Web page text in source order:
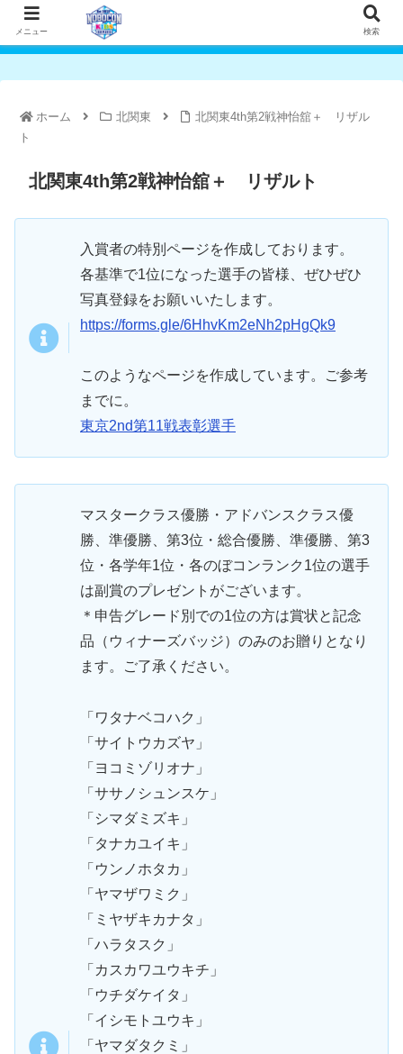
ホーム 北関東
北関東4th第2戦神怡舘＋ リザル
ト
北関東4th第2戦神怡舘＋ リザルト
入賞者の特別ページを作成しております。
各基準で1位になった選手の皆様、ぜひぜひ
写真登録をお願いいたします。
https://forms.gle/6HhvKm2eNh2pHgQk9
このようなページを作成しています。ご参考
までに。
東京2nd第11戦表彰選手
マスタークラス優勝・アドバンスクラス優
勝、準優勝、第3位・総合優勝、準優勝、第3
位・各学年1位・各のぼコンランク1位の選手
は副賞のプレゼントがございます。
＊申告グレード別での1位の方は賞状と記念
品（ウィナーズバッジ）のみのお贈りとなり
ます。ご了承ください。
「ワタナベコハク」
「サイトウカズヤ」
「ヨコミゾリオナ」
「ササノシュンスケ」
「シマダミズキ」
「タナカユイキ」
「ウンノホタカ」
「ヤマザワミク」
「ミヤザキカナタ」
「ハラタスク」
「カスカワユウキチ」
「ウチダケイタ」
「イシモトユウキ」
「ヤマダタクミ」
メニュー 検索